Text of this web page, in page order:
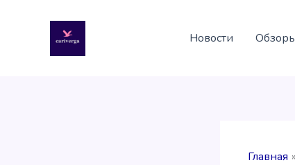
содержимому
Новости
Главная